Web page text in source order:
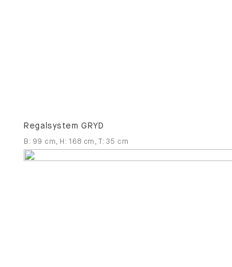
Regalsystem GRYD
B : 99 cm, H : 168 cm ,T: 35 cm